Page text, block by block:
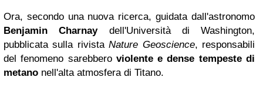
Ora, secondo una nuova ricerca, guidata dall'astronomo
Benjamin Charnaydell'Università di Washington,
pubblicata sulla rivistaNature Geoscience, responsabili
del fenomeno sarebbero violente e dense tempeste di
metano nell'alta atmosfera di Titano.